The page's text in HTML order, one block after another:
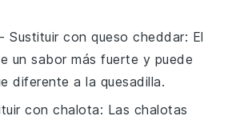
- Sustituir conqueso cheddar: El
un sabor más fuerte y puede
diferente a la quesadilla.
conchalota: Las chalotas